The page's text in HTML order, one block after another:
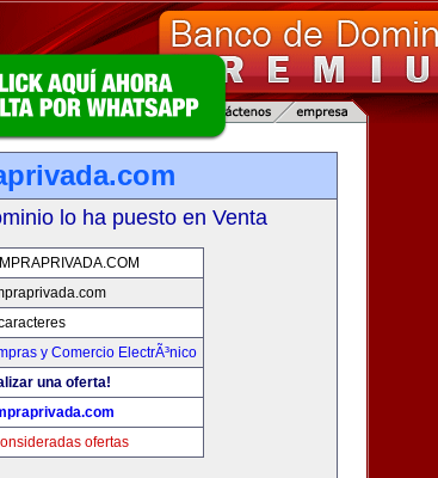
lo ha puesto en Venta
y Comercio ElectrÃ³nico
una oferta!
ofertas